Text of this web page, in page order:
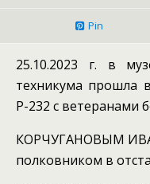
Pin
25.10.2023 г. в
техникума прошла
Р-232 с ветеранами
КОРЧУГАНОВЫМ
полковником в